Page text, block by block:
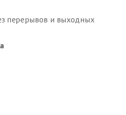
перерывов и выходных